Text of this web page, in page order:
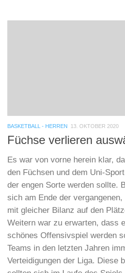
BASKETBALL - HERREN 13. OKTOBER 2020
Füchse verlieren
Es war von vorne herein klar,
den Füchsen und dem Uni-
der engen Sorte werden sollte.
sich am Ende der
mit gleicher Bilanz auf den
Weitern war zu erwarten, dass
schönes Offensivspiel werden
Teams in den letzten Jahren
Verteidigungen der Liga. Diese